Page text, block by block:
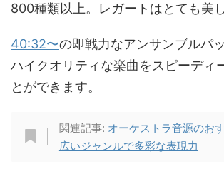
800種類以上。レガートはとても美
40:32〜の即戦力なアンサンブルパ
ハイクオリティな楽曲をスピーディ
とができます。
関連記事: オーケストラ音源のお
広いジャンルで多彩な表現力